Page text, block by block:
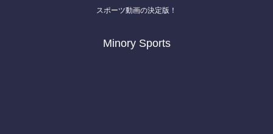
スポーツ動画の決定版！
Minory Sports